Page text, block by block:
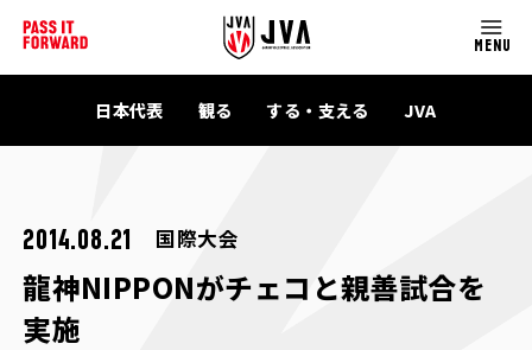
MENU
日本代表 観る する・支える JVA
2014.08.21 国際大会
龍神NIPPONがチェコと親善試合を
実施